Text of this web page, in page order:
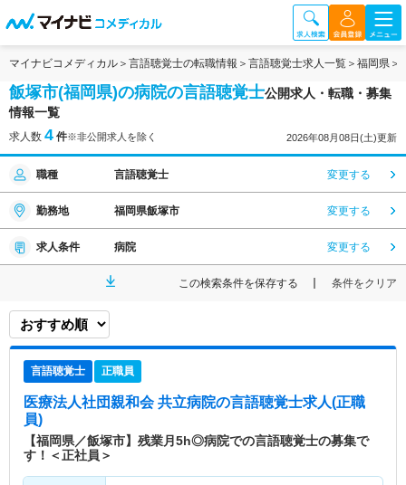
マイナビコメディカル 言語聴覚士の転職情報 言語聴覚士求人一覧 福岡県
飯塚市(福岡県)の病院の言語聴覚士公開求人・転職・募集
情報一覧
求人数 4 件※非公開求人を除く 2026年08月08日(土)更新
職種 言語聴覚士 変更する
勤務地 福岡県飯塚市 変更する
求人条件 病院 変更する
この検索条件を保存する 条件をクリア
言語聴覚士 正職員
医療法人社団親和会 共立病院の言語聴覚士求人(正職
員)
【福岡県／飯塚市】残業月5h◎病院での言語聴覚士の募集で
す！＜正社員＞